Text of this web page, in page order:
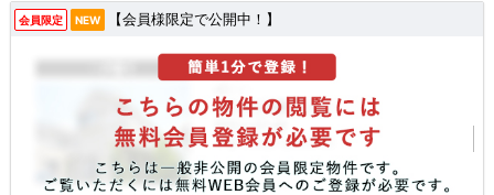
会員限定 NEW 【会員様限定で公開中！】